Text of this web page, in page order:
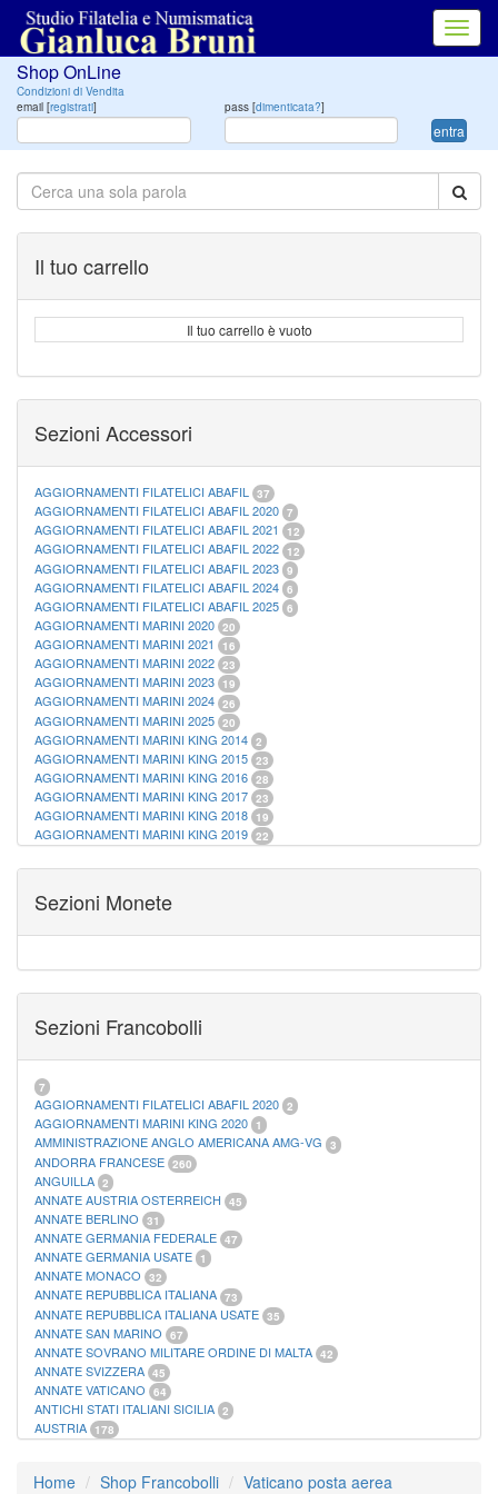
Shop OnLine
Condizioni di Vendita
email [registrati] pass [dimenticata?]
entra
Il tuo carrello
Il tuo carrello è vuoto
Sezioni Accessori
AGGIORNAMENTI FILATELICI ABAFIL 37
AGGIORNAMENTI FILATELICI ABAFIL 2020 7
AGGIORNAMENTI FILATELICI ABAFIL 2021 12
AGGIORNAMENTI FILATELICI ABAFIL 2022 12
AGGIORNAMENTI FILATELICI ABAFIL 2023 9
AGGIORNAMENTI FILATELICI ABAFIL 2024 6
AGGIORNAMENTI FILATELICI ABAFIL 2025 6
AGGIORNAMENTI MARINI 2020 20
AGGIORNAMENTI MARINI 2021 16
AGGIORNAMENTI MARINI 2022 23
AGGIORNAMENTI MARINI 2023 19
AGGIORNAMENTI MARINI 2024 26
AGGIORNAMENTI MARINI 2025 20
AGGIORNAMENTI MARINI KING 2014 2
AGGIORNAMENTI MARINI KING 2015 23
AGGIORNAMENTI MARINI KING 2016 28
AGGIORNAMENTI MARINI KING 2017 23
AGGIORNAMENTI MARINI KING 2018 19
AGGIORNAMENTI MARINI KING 2019 22
ALBUM PER CARTAMONETA 1
CARTELLE FILATELICHE MARINI
21
FOGLI FILATELICI VATICANO 37
FOGLI MARINI PERIODI SEPARATI VATICANO
MATERIALE FILATELICO MARINI 33
RACCOGLITORI XL
Sezioni Monete
Sezioni Francobolli
7
AGGIORNAMENTI FILATELICI ABAFIL 2020 2
AGGIORNAMENTI MARINI KING 2020 1
AMMINISTRAZIONE ANGLO AMERICANA AMG-VG 3
ANDORRA FRANCESE 260
ANGUILLA 2
ANNATE AUSTRIA OSTERREICH 45
ANNATE BERLINO 31
ANNATE GERMANIA FEDERALE 47
ANNATE GERMANIA USATE 1
ANNATE MONACO 32
ANNATE REPUBBLICA ITALIANA 73
ANNATE REPUBBLICA ITALIANA USATE 35
ANNATE SAN MARINO 67
ANNATE SOVRANO MILITARE ORDINE DI MALTA 42
ANNATE SVIZZERA 45
ANNATE VATICANO 64
ANTICHI STATI ITALIANI SICILIA 2
AUSTRIA 178
CASTELROSSO 10
Home Shop Francobolli
Vaticano posta aerea